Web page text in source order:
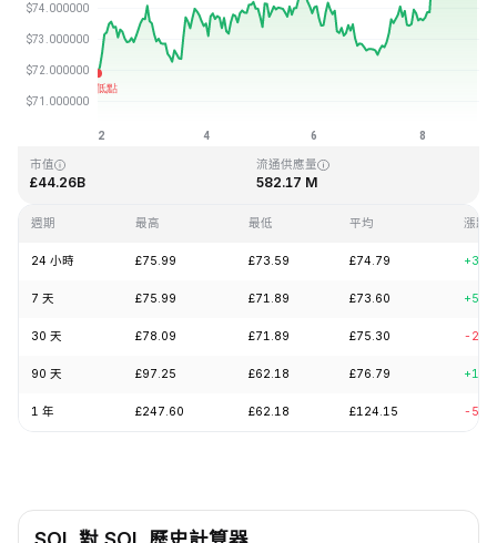
最近更新時間：2026-08-08 23:55 (GMT+0)
£0.500801
市值
£44.26B
流通供應量
582.17 M
週期 最高 最低 平均 漲跌
24 小時 £75.99 £73.59 £74.79
7 天 £75.99 £71.89 £73.60
30 天 £78.09 £71.89 £75.30 -
90 天 £97.25 £62.18 £76.79
1 年 £247.60 £62.18 £124.15 -